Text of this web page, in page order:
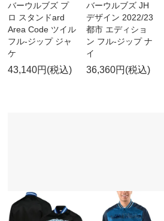
バーウルブズ プ
ロ スタンドard
Area Code ツイル
フル-ジップ ジャ
ケ
43,140円(税込)
バーウルブズ JH
デザイン 2022/23
都市 エディショ
ン フル-ジップ ナ
イ
36,360円(税込)